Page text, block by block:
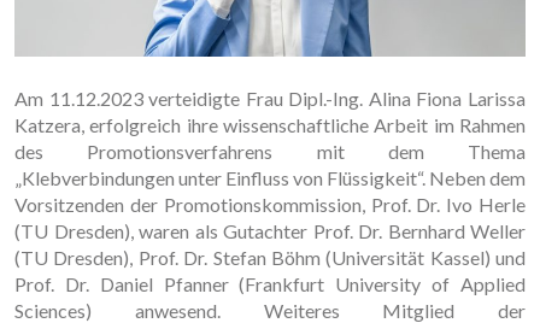
Am 11.12.2023 verteidigte Frau Dipl.-Ing. Alina Fiona Larissa
Katzera, erfolgreich ihre wissenschaftliche Arbeit im Rahmen
des Promotionsverfahrens mit dem Thema
„Klebverbindungen unter Einfluss von Flüssigkeit“. Neben dem
Vorsitzenden der Promotionskommission, Prof. Dr. Ivo Herle
(TU Dresden), waren als Gutachter Prof. Dr. Bernhard Weller
(TU Dresden), Prof. Dr. Stefan Böhm (Universität Kassel) und
Prof. Dr. Daniel Pfanner (Frankfurt University of Applied
Sciences) anwesend. Weiteres Mitglied der